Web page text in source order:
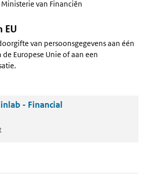
van Financiën
EU
van persoonsgegevens aan één
Europese Unie of aan een
- Financial